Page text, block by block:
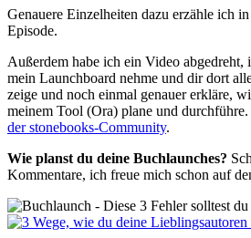
Genauere Einzelheiten dazu erzähle ich
Episode.
Außerdem habe ich ein Video
mein Launchboard nehme und dir dort
zeige und noch einmal genauer erkläre,
meinem Tool (Ora) plane und durchführe.
der stonebooks-Community.
Wie planst du deine Buchlaunches?
Kommentare, ich freue mich schon auf